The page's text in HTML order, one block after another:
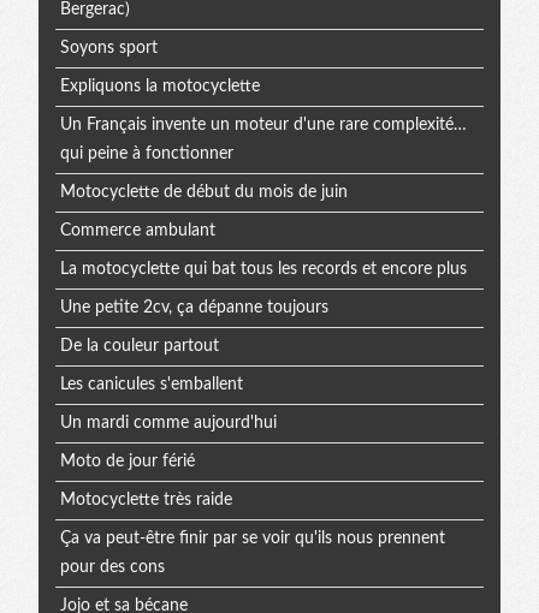
Bergerac)
Soyons sport
Expliquons la motocyclette
Un Français invente un moteur d'une rare complexité…
qui peine à fonctionner
Motocyclette de début du mois de juin
Commerce ambulant
La motocyclette qui bat tous les records et encore plus
Une petite 2cv, ça dépanne toujours
De la couleur partout
Les canicules s'emballent
Un mardi comme aujourd'hui
Moto de jour férié
Motocyclette très raide
Ça va peut-être finir par se voir qu'ils nous prennent
pour des cons
Jojo et sa bécane